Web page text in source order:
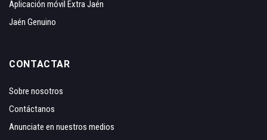
Aplicación móvil Extra Jaén
Jaén Genuino
CONTACTAR
Sobre nosotros
Contáctanos
Anunciate en nuestros medios